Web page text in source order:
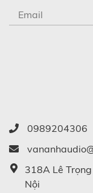
0989204306
318A Lê
Nội